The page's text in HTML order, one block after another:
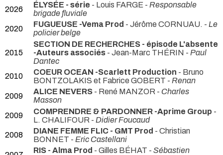
2026 ÉLYSÉE - série - Louis FARGE - Responsable
brigade fluviale
2020
FUGUEUSE -Vema Prod - Jérôme CORNUAU. - Le
policier belge
2015
SECTION DE RECHERCHES - épisode L'absente
-Auteurs associés - Jean-Marc THÉRIN - Paul
Dantec
2010
COEUR OCEAN -Scarlett Production - Bruno
BONTZOLAKIS et Fabrice GOBERT - Renan
2009
ALICE NEVERS - René MANZOR - Charles
Masson
2009
COMPRENDRE & PARDONNER -Aprime Group -
L. CHALIFOUR - Didier Foucaud
2008
DIANE FEMME FLIC - GMT Prod - Christian
BONNET - Eric Castellani
RIS - Alma Prod - Gilles BÉHAT - Sébastien